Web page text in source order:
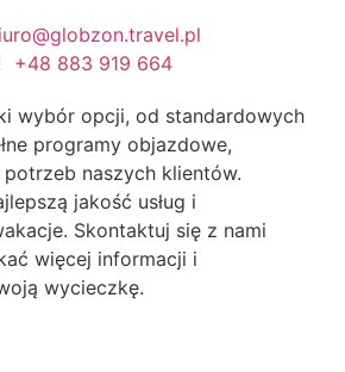
+48 883 919 664
wybór opcji, od standardowych
programy objazdowe,
naszych klientów.
jakość usług i
Skontaktuj się z nami
więcej informacji i
wycieczkę.